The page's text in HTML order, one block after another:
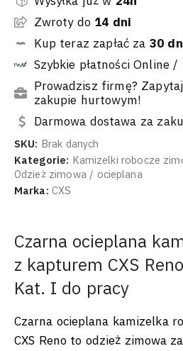
Zwroty do 14 dni
Kup teraz zapłać za 30
Szybkie płatności Online /
Prowadzisz firmę?
zakupie hurtowym!
Darmowa dostawa za
SKU: Brak danych
Kategorie: Kamizelki robocze
Odzież zimowa / ocieplana
Marka:CXS
Czarna ocieplana
z kapturem CXS
Kat. I do pracy
Czarna ocieplana kamizelka
CXS Reno to odzież zimowa